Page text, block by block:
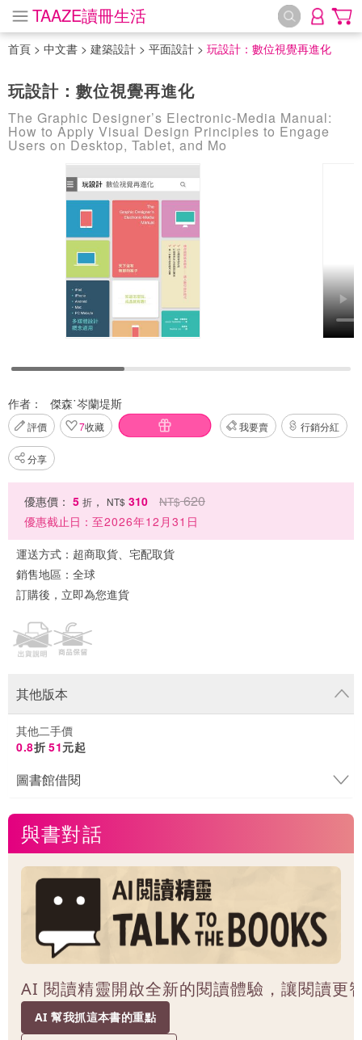
TAAZE讀冊生活
首頁 > 中文書 > 建築設計 > 平面設計 > 玩設計：數位視覺再進化
玩設計：數位視覺再進化
The Graphic Designer’s Electronic-Media Manual:
How to Apply Visual Design Principles to Engage
Users on Desktop, Tablet, and Mo
作者： 傑森˙岑蘭堤斯
評價 7收藏 我要賣 行銷分紅
分享
優惠價： 5 折 ， NT$ 310 NT$ 620
優惠截止日： 至2026年12月31日
運送方式： 超商取貨、宅配取貨
銷售地區： 全球
訂購後，立即為您進貨
其他版本
其他二手價
0.8折 51元起
圖書館借閱
與書對話
AI 閱讀精靈開啟全新的閱讀體驗，讓閱讀更
AI 幫我抓這本書的重點